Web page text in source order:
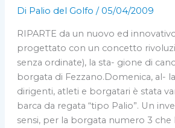
Di Palio del Golfo / 05/04/2009
RIPARTE da un nuovo ed
progettato con un concetto
senza ordinate), la sta- gione di
borgata di Fezzano.Domenica, al-
dirigenti, atleti e borgatari è stata
barca da regata “tipo Palio”. Un
sensi, per la borgata numero 3